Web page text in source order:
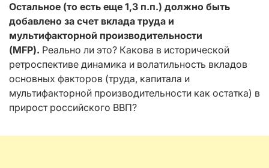
Остальное (то есть еще 1,3 п.п.) должно быть
добавлено за счет вклада труда и
мультифакторной производительности
(MFP). Реально ли это? Какова в исторической
ретроспективе динамика и волатильность вкладов
основных факторов (труда, капитала и
мультифакторной производительности как остатка) в
прирост российского ВВП?